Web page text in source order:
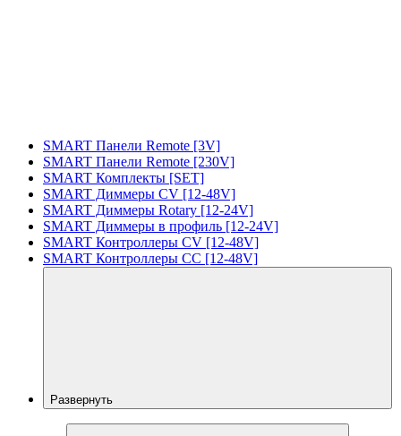
SMART Панели Remote [3V]
SMART Панели Remote [230V]
SMART Комплекты [SET]
SMART Диммеры CV [12-48V]
SMART Диммеры Rotary [12-24V]
SMART Диммеры в профиль [12-24V]
SMART Контроллеры CV [12-48V]
SMART Контроллеры CC [12-48V]
Развернуть